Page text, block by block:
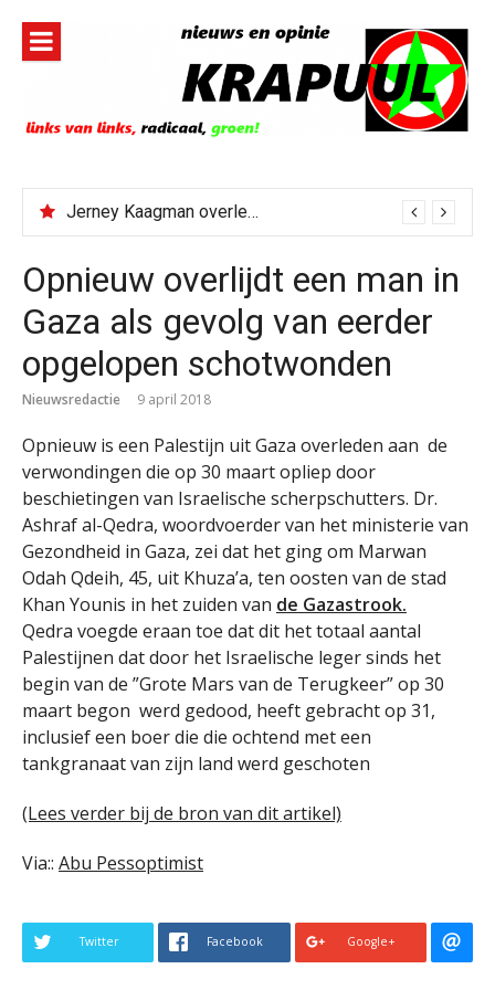
inhoud
Jerney Kaagman overleden
Opnieuw overlijdt een man in
Gaza als gevolg van eerder
opgelopen schotwonden
Nieuwsredactie 9 april 2018
Opnieuw is een Palestijn uit Gaza overleden aan de
verwondingen die op 30 maart opliep door
beschietingen van Israelische scherpschutters. Dr.
Ashraf al-Qedra, woordvoerder van het ministerie van
Gezondheid in Gaza, zei dat het ging om Marwan
Odah Qdeih, 45, uit Khuza’a, ten oosten van de stad
Khan Younis in het zuiden van de Gazastrook.
Qedra voegde eraan toe dat dit het totaal aantal
Palestijnen dat door het Israelische leger sinds het
begin van de ”Grote Mars van de Terugkeer” op 30
maart begon werd gedood, heeft gebracht op 31,
inclusief een boer die die ochtend met een
tankgranaat van zijn land werd geschoten
(Lees verder bij de bron van dit artikel)
Via:: Abu Pessoptimist
Twitter Facebook Google+